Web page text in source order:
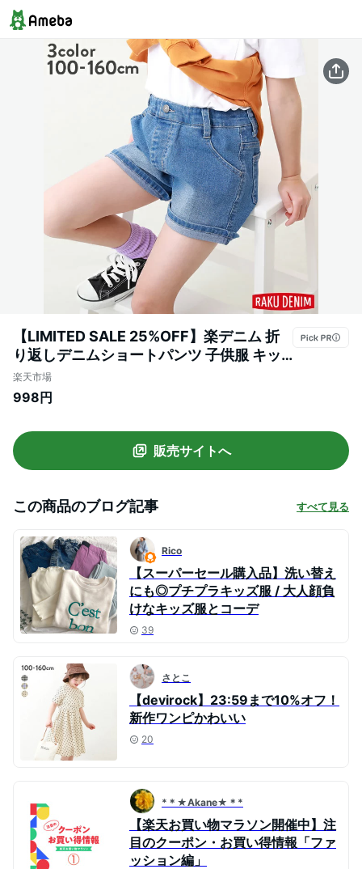
【LIMITED SALE 25%OFF】楽デニム 折
り返しデニムショートパンツ 子供服 キッ
ズ 女の子 ハーフ・ショートパンツ ズボン
パンツ ボトムス 楽デニム23SS 23SS夏の
楽天市場
998円
販売サイトへ
この商品のブログ記事 すべて見る
Rico
【スーパーセール購入品】洗い替え
にも◎プチプラキッズ服 / 大人顔負
けなキッズ服とコーデ
39
さとこ
【devirock】23:59まで10%オフ！
新作ワンピかわいい
20
*＊★Akane★＊*
【楽天お買い物マラソン開催中】注
目のクーポン・お買い得情報「ファ
ッション編」